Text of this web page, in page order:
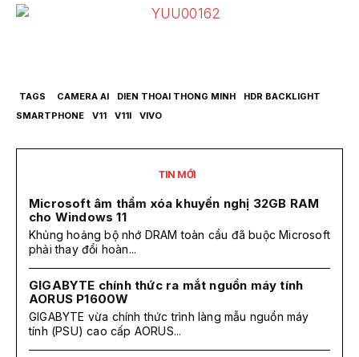
TAGS CAMERA AI DIEN THOAI THONG MINH
HDR BACKLIGHT
SMARTPHONE
V11 V11I VIVO
TIN MỚI
Microsoft âm thầm xóa khuyến nghị 32GB RAM
cho Windows 11
Khủng hoảng bộ nhớ DRAM toàn cầu đã buộc Microsoft
phải thay đổi hoàn...
GIGABYTE chính thức ra mắt nguồn máy tính
AORUS P1600W
GIGABYTE vừa chính thức trình làng mẫu nguồn máy
tính (PSU) cao cấp AORUS...